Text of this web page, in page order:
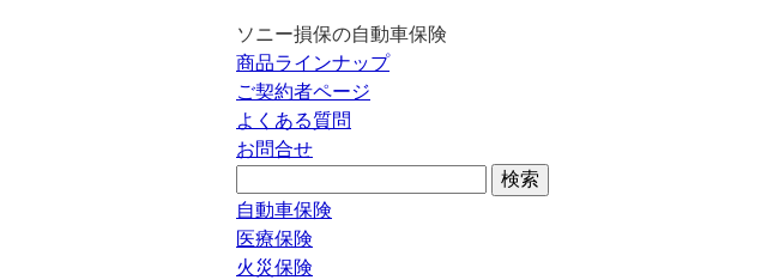
ソニー損保の自動車保険
商品ラインナップ
ご契約者ページ
よくある質問
お問合せ
自動車保険
医療保険
火災保険